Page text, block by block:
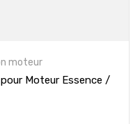
moteur
Moteur Essence /